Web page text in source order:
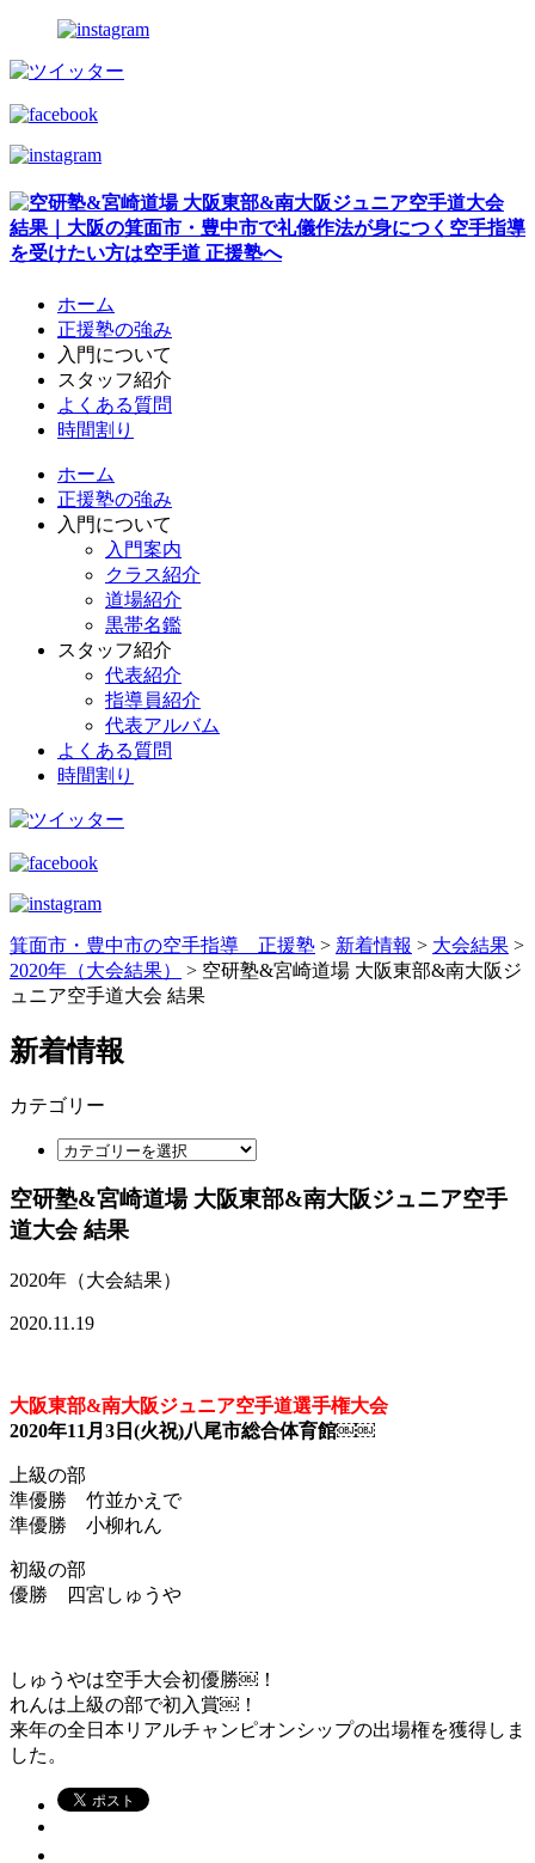
ホーム
正援塾の強み
入門について
スタッフ紹介
よくある質問
時間割り
ホーム
正援塾の強み
入門について
入門案内
クラス紹介
道場紹介
黒帯名鑑
スタッフ紹介
代表紹介
指導員紹介
代表アルバム
よくある質問
時間割り
箕面市・豊中市の空手指導 正援塾 > 新着情報 > 大会結果 >
2020年（大会結果）
> 空研塾&宮崎道場 大阪東部&南大阪ジ
ュニア空手道大会 結果
新着情報
カテゴリー
空研塾&宮崎道場 大阪東部&南大阪ジュニア空手
道大会 結果
2020年（大会結果）
2020.11.19
大阪東部&南大阪ジュニア空手道選手権大会
2020年11月3日(火祝)八尾市総合体育館￼￼
上級の部
準優勝 竹並かえで
準優勝 小柳れん
初級の部
優勝 四宮しゅうや
しゅうやは空手大会初優勝￼！
れんは上級の部で初入賞￼！
来年の全日本リアルチャンピオンシップの出場権を獲得しま
した。